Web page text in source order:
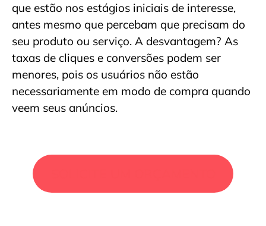
que estão nos estágios iniciais de interesse,
antes mesmo que percebam que precisam do
seu produto ou serviço. A desvantagem? As
taxas de cliques e conversões podem ser
menores, pois os usuários não estão
necessariamente em modo de compra quando
veem seus anúncios.